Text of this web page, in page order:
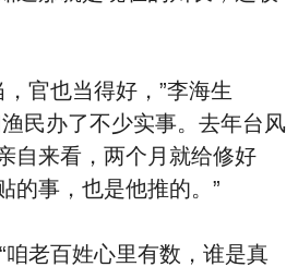
官也当得好，”李海生
民办了不少实事。去年台风
自来看，两个月就给修好
的事，也是他推的。”
老百姓心里有数，谁是真